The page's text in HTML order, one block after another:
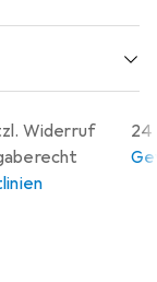
Widerruf
24